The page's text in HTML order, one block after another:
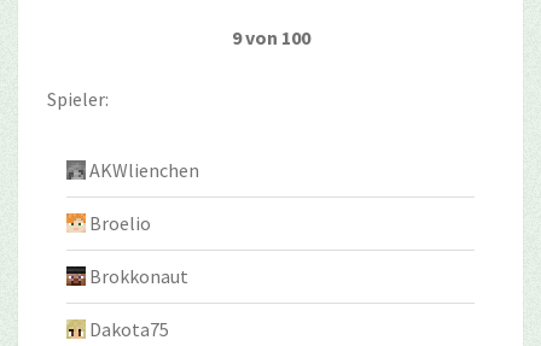
9 von 100
Spieler:
AKWlienchen
Broelio
Brokkonaut
Dakota75